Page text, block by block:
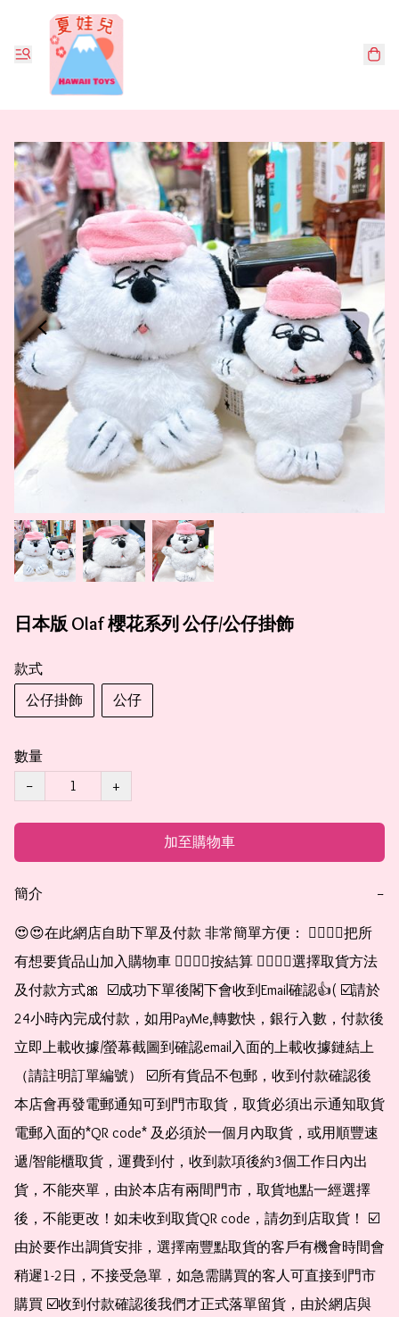
日本版 Olaf 櫻花系列 公仔/公仔掛飾
款式
公仔掛飾
公仔
數量
−
+
加至購物車
簡介 −
😍😍在此網店自助下單及付款 非常簡單方便： 👉🏻👉🏻把所
有想要貨品山加入購物車 👉🏻👉🏻按結算 👉🏻👉🏻選擇取貨方法
及付款方式🎀  ☑️成功下單後閣下會收到Email確認👍( ☑️請於
24小時內完成付款，如用PayMe,轉數快，銀行入數，付款後
立即上載收據/螢幕截圖到確認email入面的上載收據鏈結上
（請註明訂單編號） ☑️所有貨品不包郵，收到付款確認後
本店會再發電郵通知可到門市取貨，取貨必須出示通知取貨
電郵入面的*QR code* 及必須於一個月內取貨，或用順豐速
遞/智能櫃取貨，運費到付，收到款項後約3個工作日內出
貨，不能夾單，由於本店有兩間門市，取貨地點一經選擇
後，不能更改！如未收到取貨QR code，請勿到店取貨！ ☑️
由於要作出調貨安排，選擇南豐點取貨的客戶有機會時間會
稍遲1-2日，不接受急單，如急需購買的客人可直接到門市
購買 ☑️收到付款確認後我們才正式落單留貨，由於網店與